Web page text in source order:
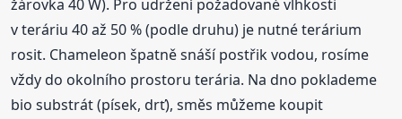
žárovka 40 W). Pro udržení požadované vlhkosti
v teráriu 40 až 50 % (podle druhu) je nutné terárium
rosit. Chameleon špatně snáší postřik vodou, rosíme
vždy do okolního prostoru terária. Na dno poklademe
bio substrát (písek, drť), směs můžeme koupit